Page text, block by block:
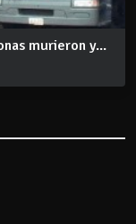
murieron y...